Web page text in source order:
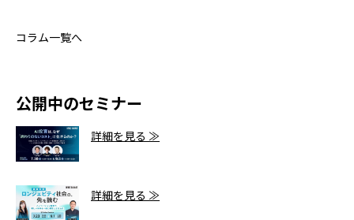
コラム一覧へ
公開中のセミナー
詳細を見る ≫
詳細を見る ≫